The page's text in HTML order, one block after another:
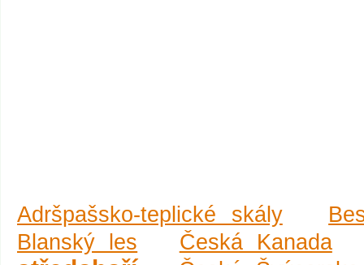
Adršpašsko-teplické skály
Blanský les
Česká Kanada